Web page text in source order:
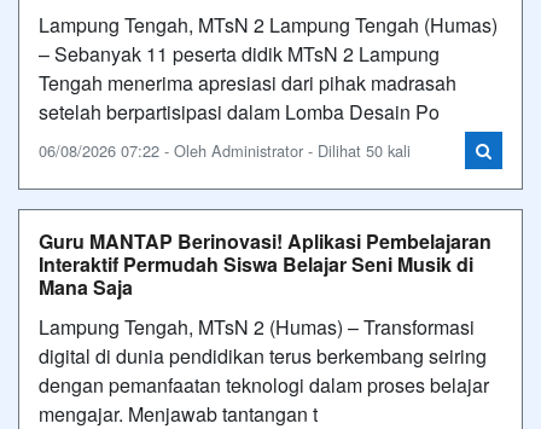
Lampung Tengah, MTsN 2 Lampung Tengah (Humas)
– Sebanyak 11 peserta didik MTsN 2 Lampung
Tengah menerima apresiasi dari pihak madrasah
setelah berpartisipasi dalam Lomba Desain Po
06/08/2026 07:22 - Oleh Administrator - Dilihat 50 kali
Guru MANTAP Berinovasi! Aplikasi Pembelajaran
Interaktif Permudah Siswa Belajar Seni Musik di
Mana Saja
Lampung Tengah, MTsN 2 (Humas) – Transformasi
digital di dunia pendidikan terus berkembang seiring
dengan pemanfaatan teknologi dalam proses belajar
mengajar. Menjawab tantangan t